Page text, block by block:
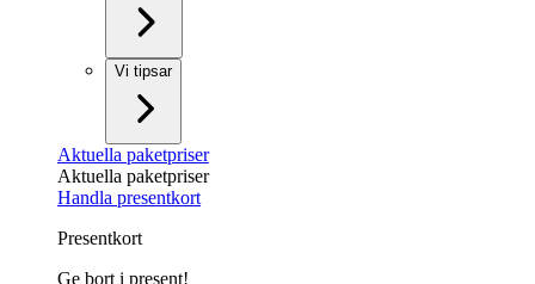
Vi tipsar
Aktuella paketpriser
Aktuella paketpriser
Handla presentkort
Presentkort
Ge bort i present!